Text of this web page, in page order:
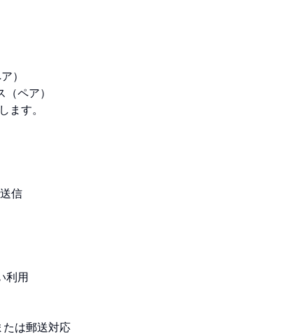
）
ペア）
ます。
信
利用
たは郵送対応